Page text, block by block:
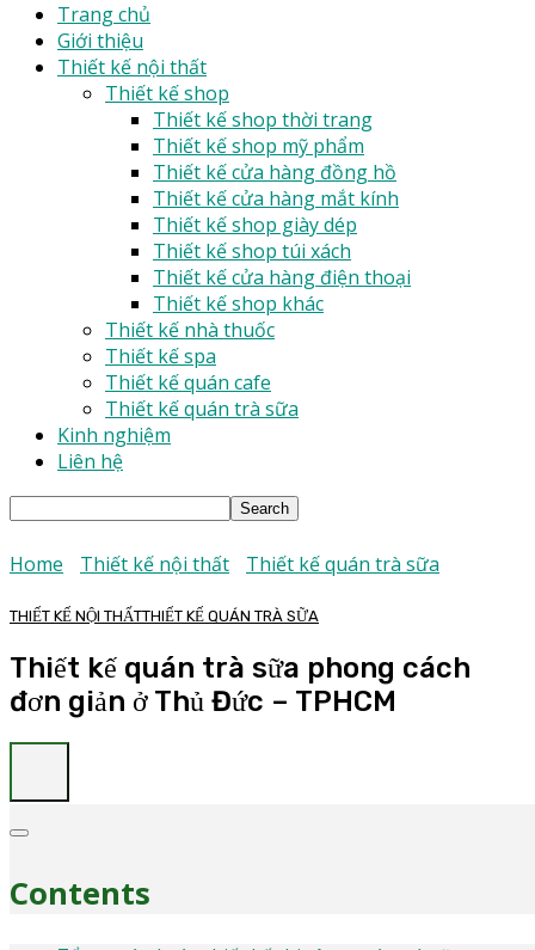
Trang chủ
Giới thiệu
Thiết kế nội thất
Thiết kế shop
Thiết kế shop thời trang
Thiết kế shop mỹ phẩm
Thiết kế cửa hàng đồng hồ
Thiết kế cửa hàng mắt kính
Thiết kế shop giày dép
Thiết kế shop túi xách
Thiết kế cửa hàng điện thoại
Thiết kế shop khác
Thiết kế nhà thuốc
Thiết kế spa
Thiết kế quán cafe
Thiết kế quán trà sữa
Kinh nghiệm
Liên hệ
Home Thiết kế nội thất Thiết kế quán trà sữa
THIẾT KẾ NỘI THẤTTHIẾT KẾ QUÁN TRÀ SỮA
Thiết kế quán trà sữa phong cách
đơn giản ở Thủ Đức – TPHCM
Contents